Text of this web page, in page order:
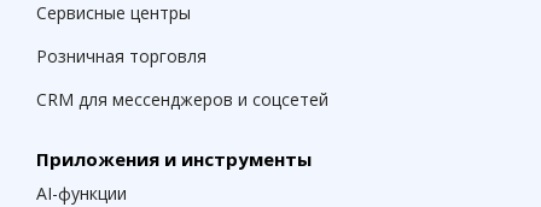
Сервисные центры
Розничная торговля
CRM для мессенджеров и соцсетей
Приложения и инструменты
AI-функции